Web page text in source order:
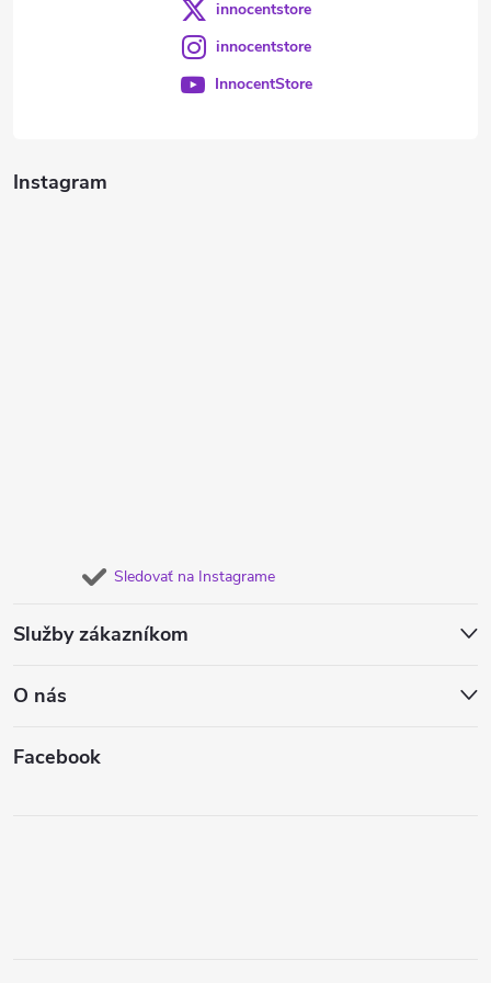
Instagram
Sledovať na Instagrame
Služby zákazníkom
O nás
Facebook
innocentstore
innocentstore
InnocentStore